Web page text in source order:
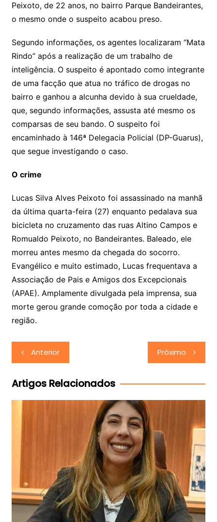
Peixoto, de 22 anos, no bairro Parque Bandeirantes,
o mesmo onde o suspeito acabou preso.
Segundo informações, os agentes localizaram “Mata
Rindo” após a realização de um trabalho de
inteligência. O suspeito é apontado como integrante
de uma facção que atua no tráfico de drogas no
bairro e ganhou a alcunha devido à sua crueldade,
que, segundo informações, assusta até mesmo os
comparsas de seu bando. O suspeito foi
encaminhado à 146ª Delegacia Policial (DP-Guarus),
que segue investigando o caso.
O crime
Lucas Silva Alves Peixoto foi assassinado na manhã
da última quarta-feira (27) enquanto pedalava sua
bicicleta no cruzamento das ruas Altino Campos e
Romualdo Peixoto, no Bandeirantes. Baleado, ele
morreu antes mesmo da chegada do socorro.
Evangélico e muito estimado, Lucas frequentava a
Associação de Pais e Amigos dos Excepcionais
(APAE). Amplamente divulgada pela imprensa, sua
morte gerou grande comoção por toda a cidade e
região.
Navegação
de
Post
Anterior Próximo
Artigos Relacionados